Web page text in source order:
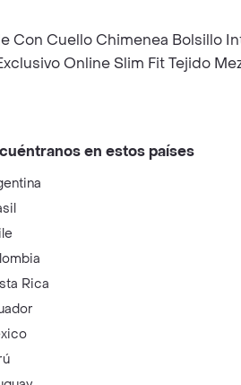
Cuello Chimenea Bolsillo
Online Slim Fit Tejido
en estos países
Rica